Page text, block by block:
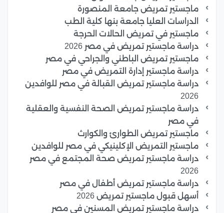
ماجستير تمريض جامعة المنصورة
الدراسات العليا جامعة بنها كلية الطب
ماجستير في تمريض الحالات الحرجة
دراسة ماجستير تمريض في مصر 2026
ماجستير تمريض الباطني والجراحي في مصر
دراسة ماجستير إدارة التمريض في مصر
دراسة ماجستير تمريض القبالة في مصر للوافدين
2026
دراسة ماجستير تمريض الصحة النفسية والعقلية
في مصر
ماجستير تمريض الطوارئ والكوارث
ماجستير التمريض الإكلينيكي في مصر للوافدين
دراسة ماجستير تمريض صحة المجتمع في مصر
2026
دراسة ماجستير تمريض أطفال في مصر
أسهل قبول ماجستير تمريض 2026
دراسة ماجستير تمريض المسنين في مصر